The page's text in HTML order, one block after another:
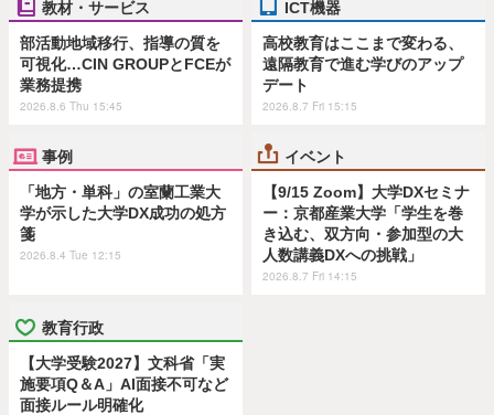
教材・サービス
部活動地域移行、指導の質を
可視化…CIN GROUPとFCEが
業務提携
2026.8.6 Thu 15:45
ICT機器
高校教育はここまで変わる、
遠隔教育で進む学びのアップ
デート
2026.8.7 Fri 15:15
事例
「地方・単科」の室蘭工業大
学が示した大学DX成功の処方
箋
2026.8.4 Tue 12:15
イベント
【9/15 Zoom】大学DXセミナ
ー：京都産業大学「学生を巻
き込む、双方向・参加型の大
人数講義DXへの挑戦」
2026.8.7 Fri 14:15
教育行政
【大学受験2027】文科省「実
施要項Q＆A」AI面接不可など
面接ルール明確化